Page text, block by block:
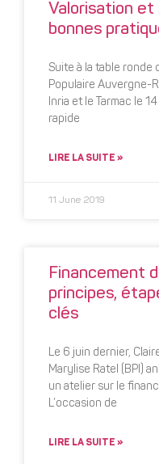
Valorisation et
bonnes
Suite à la table ronde
Populaire Auvergne-
Inria et le Tarmac le
rapide
LIRE LA SUITE »
11 June 2019
Financement
principes,
clés
Le 6 juin dernier,
Marylise Ratel (BPI)
un atelier sur le
L’occasion de
LIRE LA SUITE »